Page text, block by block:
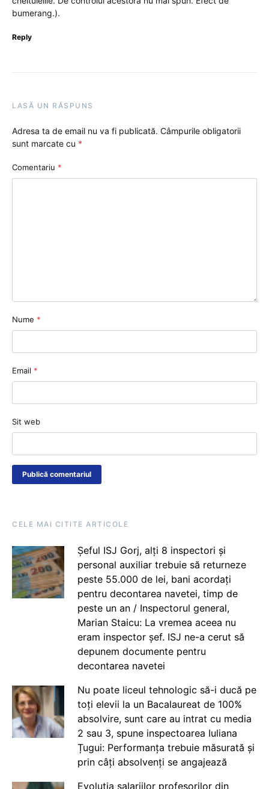
bumerang.).
Reply
LASĂ UN RĂSPUNS
Adresa ta de email nu va fi publicată. Câmpurile obligatorii
sunt marcate cu *
Comentariu *
Nume *
Email *
Sit web
CELE MAI CITITE ARTICOLE
Șeful ISJ Gorj, alți 8 inspectori și
personal auxiliar trebuie să returneze
peste 55.000 de lei, bani acordați
pentru decontarea navetei, timp de
peste un an / Inspectorul general,
Marian Staicu: La vremea aceea nu
eram inspector șef. ISJ ne-a cerut să
depunem documente pentru
decontarea navetei
Nu poate liceul tehnologic să-i ducă pe
toți elevii la un Bacalaureat de 100%
absolvire, sunt care au intrat cu media
2 sau 3, spune inspectoarea Iuliana
Țugui: Performanța trebuie măsurată și
prin câți absolvenți se angajează
Evoluția salariilor profesorilor din